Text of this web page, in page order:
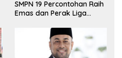
SMPN 19 Percontohan Raih
Emas dan Perak Liga